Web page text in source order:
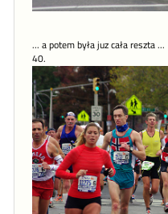
... a potem była juz cała reszta ...
40.